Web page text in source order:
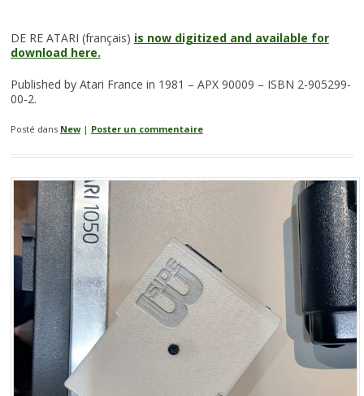
DE RE ATARI (français) is now digitized and available for
download here.
Published by Atari France in 1981 – APX 90009 – ISBN 2-905299-
00-2.
Posté dans New | Poster un commentaire